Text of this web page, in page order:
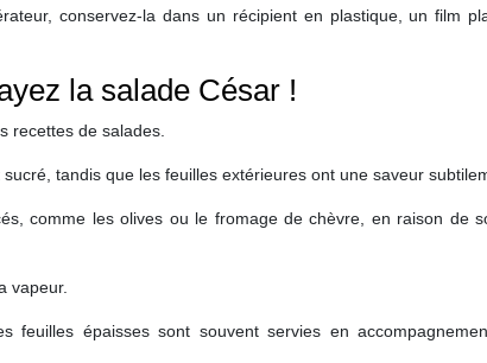
conservez-la dans un récipient en plastique, un film
la salade César !
recettes de salades.
tandis que les feuilles extérieures ont une saveur
comme les olives ou le fromage de chèvre, en raison de
vapeur.
feuilles épaisses sont souvent servies en